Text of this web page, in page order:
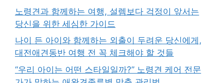
노령견과 함께하는 여행, 설렘보다 걱정이 앞서는
당신을 위한 세심한 가이드
나이 든 아이와 함께하는 외출이 두려운 당신에게,
대전애견동반 여행 전 꼭 체크해야 할 것들
“우리 아이는 어떤 스타일일까?” 노령견 케어 전문